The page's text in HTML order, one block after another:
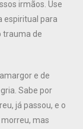
irmãos. Use
espiritual para
trauma de
e de
Sabe por
já passou, e o
mas